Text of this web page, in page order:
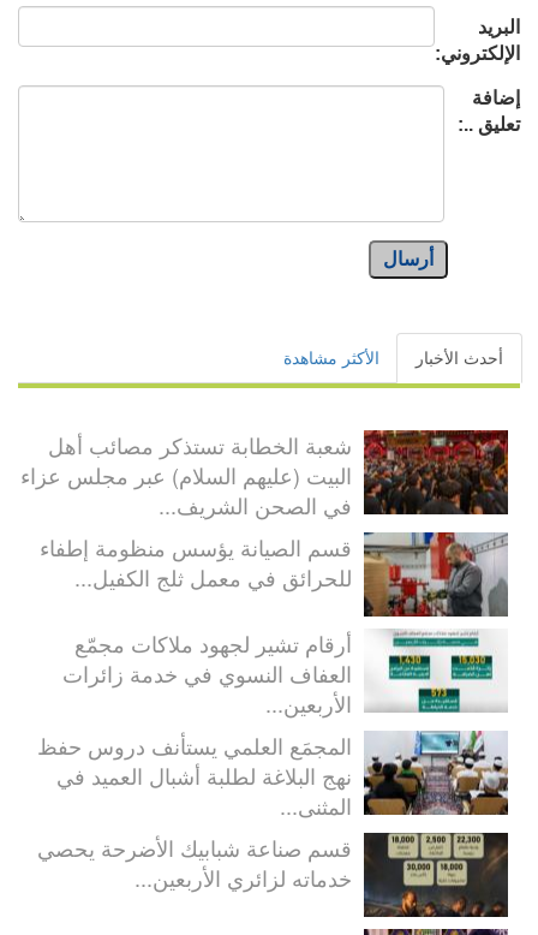
البريد
الإلكتروني:
إضافة
تعليق ..:
أرسال
أحدث الأخبار الأكثر مشاهدة
شعبة الخطابة تستذكر مصائب أهل
البيت (عليهم السلام) عبر مجلس عزاء
في الصحن الشريف...
قسم الصيانة يؤسس منظومة إطفاء
للحرائق في معمل ثلج الكفيل...
أرقام تشير لجهود ملاكات مجمّع
العفاف النسوي في خدمة زائرات
الأربعين...
المجمَع العلمي يستأنف دروس حفظ
نهج البلاغة لطلبة أشبال العميد في
المثنى...
قسم صناعة شبابيك الأضرحة يحصي
خدماته لزائري الأربعين...